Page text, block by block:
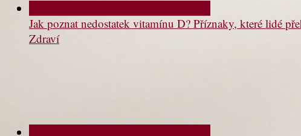
Jak poznat nedostatek vitamínu D? Příznaky, které lidé
Zdraví